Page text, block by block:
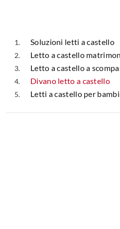
Soluzioni letti a castello
Letto a castello
Letto a castello a
Divano letto a castello
Letti a castello per